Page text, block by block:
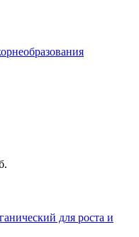
для роста и